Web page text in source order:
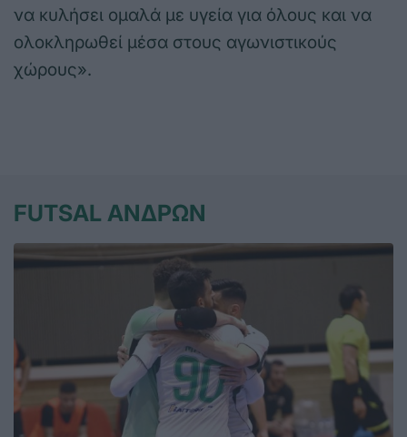
να κυλήσει ομαλά με υγεία για όλους και να
ολοκληρωθεί μέσα στους αγωνιστικούς
χώρους».
FUTSAL ΑΝΔΡΩΝ